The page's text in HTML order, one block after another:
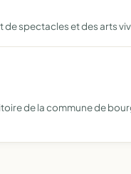
spectacles et des arts
de la commune de